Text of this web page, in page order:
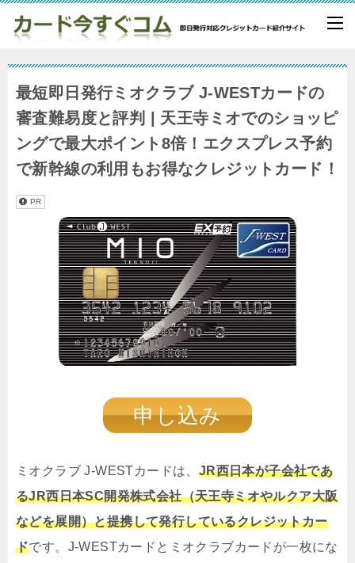
最短即日発行ミオクラブ J‐WESTカードの
審査難易度と評判 | 天王寺ミオでのショッピ
ングで最大ポイント8倍！エクスプレス予約
で新幹線の利用もお得なクレジットカード！
PR
申し込み
ミオクラブ J‐WESTカードは、 JR西日本が子会社であ
るJR西日本SC開発株式会社（天王寺ミオやルクア大阪
などを展開）と提携して発行しているクレジットカー
ドです。J-WESTカードとミオクラブカードが一枚にな